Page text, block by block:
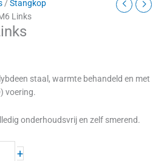
/ Stangkop
Links
staal, warmte behandeld en met
voering.
onderhoudsvrij en zelf smerend.
+